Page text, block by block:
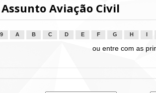
Aviação Civil
A B C D E F G H
ou entre com as